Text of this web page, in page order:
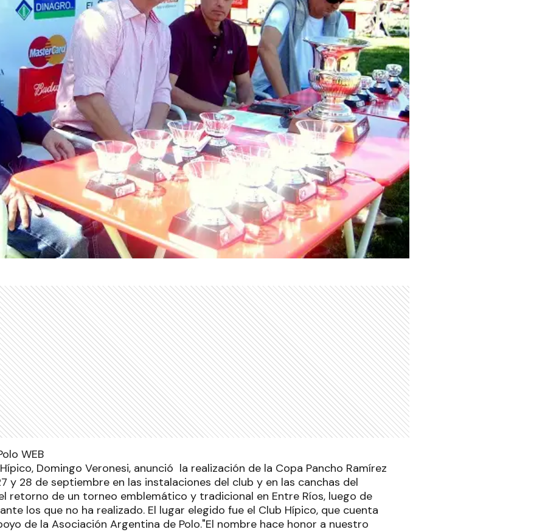
Domingo Veronesi, anunció la realización de la Copa Pancho Ramírez
y 28 de septiembre en las instalaciones del club y en las canchas del
retorno de un torneo emblemático y tradicional en Entre Ríos, luego de
los que no ha realizado. El lugar elegido fue el Club Hípico, que cuenta
de la Asociación Argentina de Polo."El nombre hace honor a nuestro